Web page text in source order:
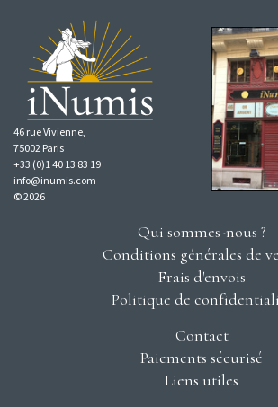
46 rue Vivienne,
75002 Paris
+33 (0)1 40 13 83 19
info@inumis.com
© 2026
Qui sommes-nous ?
Conditions générales de
Frais d'envois
Politique de
Contact
Paiements sécurisé
Liens utiles